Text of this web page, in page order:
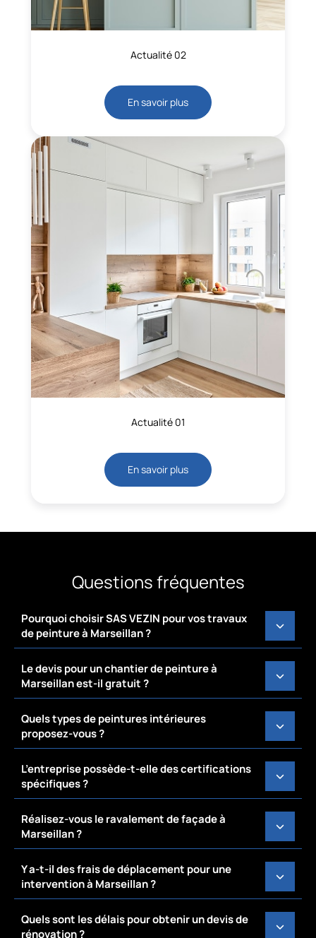
Actualité 02
En savoir plus
Actualité 01
En savoir plus
Questions fréquentes
Pourquoi choisir SAS VEZIN pour vos travaux
de peinture à Marseillan ?
Le devis pour un chantier de peinture à
Marseillan est-il gratuit ?
Quels types de peintures intérieures
proposez-vous ?
L’entreprise possède-t-elle des certifications
spécifiques ?
Réalisez-vous le ravalement de façade à
Marseillan ?
Y a-t-il des frais de déplacement pour une
intervention à Marseillan ?
Quels sont les délais pour obtenir un devis de
rénovation ?